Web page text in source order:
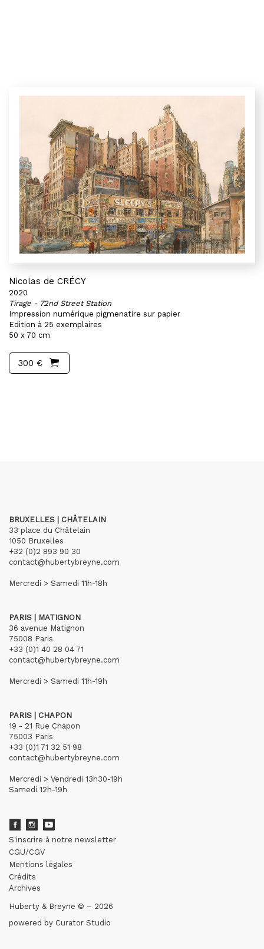
Nicolas de CRÉCY
2020
Tirage - 72nd Street Station
Impression numérique pigmenatire sur papier
Edition à 25 exemplaires
50 x 70 cm
300 €
BRUXELLES | CHÂTELAIN
33 place du Châtelain
1050 Bruxelles
+32 (0)2 893 90 30
contact@hubertybreyne.com
Mercredi > Samedi 11h-18h
PARIS | MATIGNON
36 avenue Matignon
75008 Paris
+33 (0)1 40 28 04 71
contact@hubertybreyne.com
Mercredi > Samedi 11h-19h
PARIS | CHAPON
19 - 21 Rue Chapon
75003 Paris
+33 (0)1 71 32 51 98
contact@hubertybreyne.com
Mercredi > Vendredi 13h30-19h
Samedi 12h-19h
S'inscrire à notre newsletter
CGU/CGV
Mentions légales
Crédits
Archives
Huberty & Breyne © – 2026
powered by Curator Studio